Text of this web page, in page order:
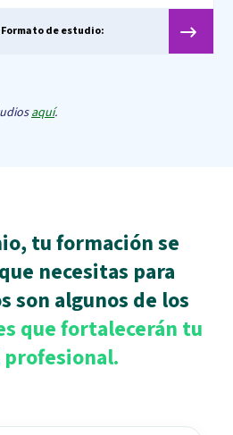
Formato de estudio:
aquí.
tu formación se
necesitas para
son algunos de los
que fortalecerán tu